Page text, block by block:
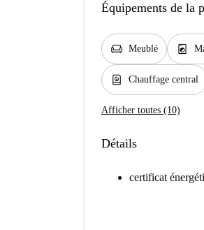
Équipements de la
chair Meublé local_laundry_service
water_heater Chauffage central
Afficher toutes (10)
Détails
certificat